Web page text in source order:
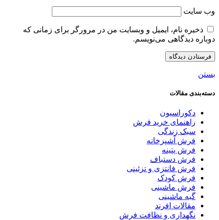
وب‌ سایت
ذخیره نام، ایمیل و وبسایت من در مرورگر برای زمانی که
دوباره دیدگاهی می‌نویسم.
بستن
دسته‌بندی مقالات
دکوراسیون
راهنمای خرید فرش
سبک زندگی
فرش آشپزخانه
فرش پتینه
فرش دستباف
فرش فانتزی و تزئینی
فرش کودک
فرش ماشینی
گبه ماشینی
مقالات افرند
نگهداری و نظافت فرش